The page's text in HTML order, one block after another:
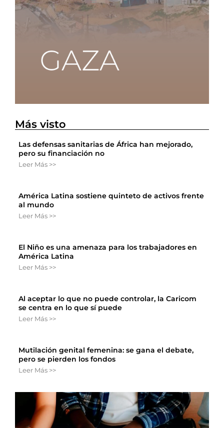
Más visto
Las defensas sanitarias de África han mejorado,
pero su financiación no
Leer Más >>
América Latina sostiene quinteto de activos frente
al mundo
Leer Más >>
El Niño es una amenaza para los trabajadores en
América Latina
Leer Más >>
Al aceptar lo que no puede controlar, la Caricom
se centra en lo que sí puede
Leer Más >>
Mutilación genital femenina: se gana el debate,
pero se pierden los fondos
Leer Más >>